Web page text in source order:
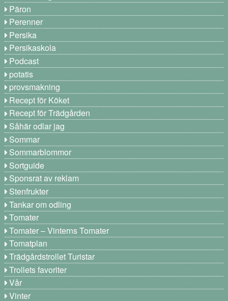
Päron
Perenner
Persika
Persikaskola
Podcast
potatis
provsmakning
Recept för Köket
Recept för Trädgården
Såhär odlar jag
Sommar
Sommarblommor
Sortguide
Sponsrat av reklam
Stenfrukter
Tankar om odling
Tomater
Tomater – Vinterns Tomater
Tomatplan
Trädgårdstrollet Turistar
Trollets favoriter
Vår
Vinter